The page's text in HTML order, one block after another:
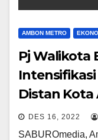
AMBON METRO
Pj Walikota
Distan Kota
DES 16, 2022
SABUROmedia,